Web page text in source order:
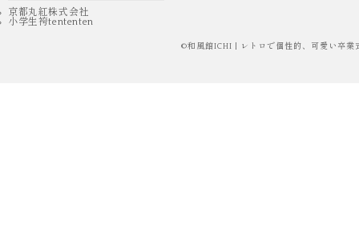
京都丸紅株式会社
小学生袴tententen
©和風館ICHI | レトロで個性的、可愛い卒業